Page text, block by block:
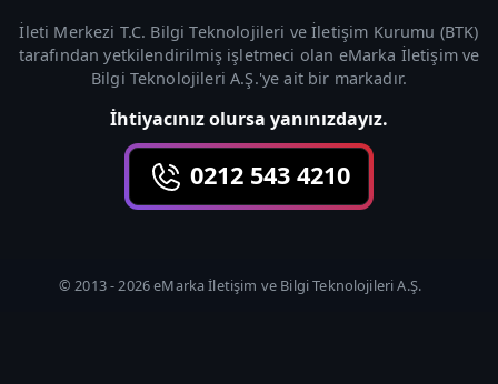
İleti Merkezi T.C. Bilgi Teknolojileri ve İletişim Kurumu (BTK)
tarafından yetkilendirilmiş işletmeci olan eMarka İletişim ve
Bilgi Teknolojileri A.Ş.'ye ait bir markadır.
İhtiyacınız olursa yanınızdayız.
0212 543 4210
© 2013 -2026eMarka İletişim ve Bilgi Teknolojileri A.Ş.